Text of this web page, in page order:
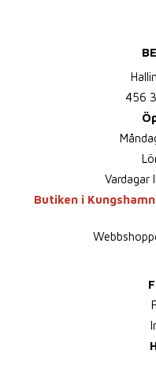
456
Vardagar
Butiken i